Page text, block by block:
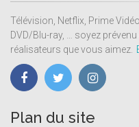
Télévision, Netflix, Prime
DVD/Blu-ray, … soyez
réalisateurs que vous aimez.
Plan du site